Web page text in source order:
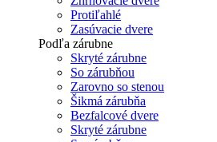
Protiľahlé
Zasúvacie dvere
Podľa zárubne
Skryté zárubne
So zárubňou
Zarovno so stenou
Šikmá zárubňa
Bezfalcové dvere
Skryté zárubne